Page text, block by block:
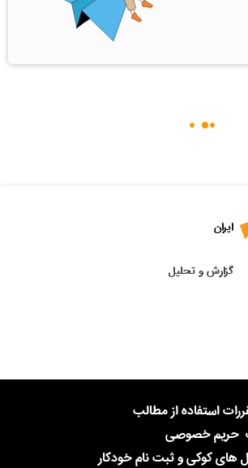
ایران
گزارش و تحلیل
استفاده از مطالب
حریم خصوصی
های کوکی و ثبت نام خودکار